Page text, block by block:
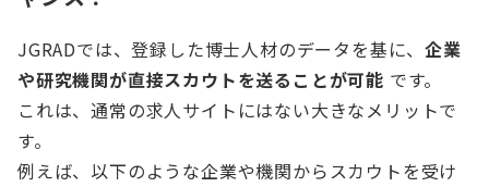
JGRADでは、登録した博士人材のデータを基に、企業
や研究機関が直接スカウトを送ることが可能 です。
これは、通常の求人サイトにはない大きなメリットで
す。
例えば、以下のような企業や機関からスカウトを受け